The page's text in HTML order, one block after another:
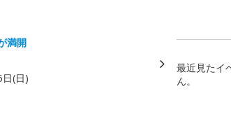
満開
(日)
最近見たイ
ん。